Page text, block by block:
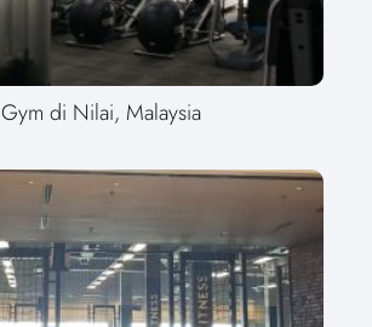
Gym di Nilai, Malaysia